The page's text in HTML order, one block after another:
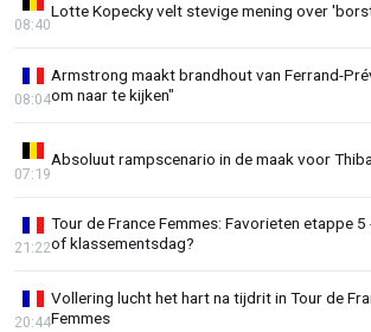
Lotte Kopecky velt stevige mening over
08:40
Armstrong maakt brandhout van Ferrand-
om naar te kijken"
08:04
Absoluut rampscenario in de maak voor
07:19
Tour de France Femmes: Favorieten etappe 5
of klassementsdag?
21:22
Vollering lucht het hart na tijdrit in Tour de
Femmes
20:44